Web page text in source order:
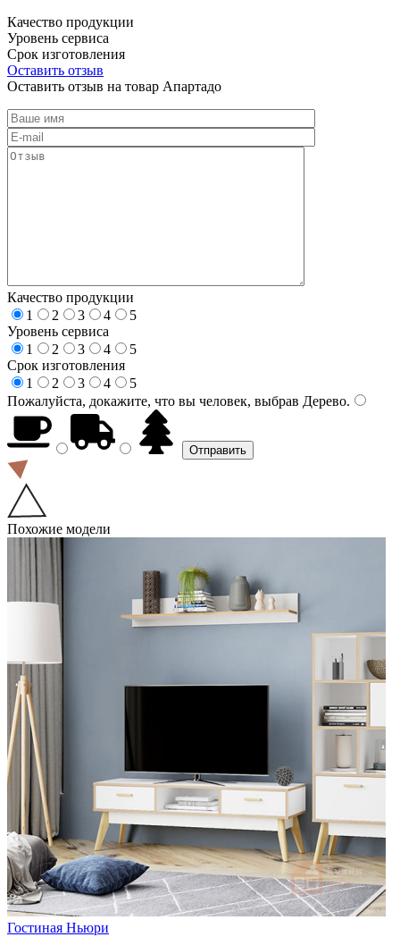
Качество продукции
Уровень сервиса
Срок изготовления
Оставить отзыв
Оставить отзыв на товар Апартадо
Качество продукции
1
2 3 4
5
Уровень сервиса
1
2 3 4
5
Срок изготовления
1
2 3 4
5
Пожалуйста, докажите, что вы человек, выбрав Дерево.
Похожие модели
Гостиная Ньюри